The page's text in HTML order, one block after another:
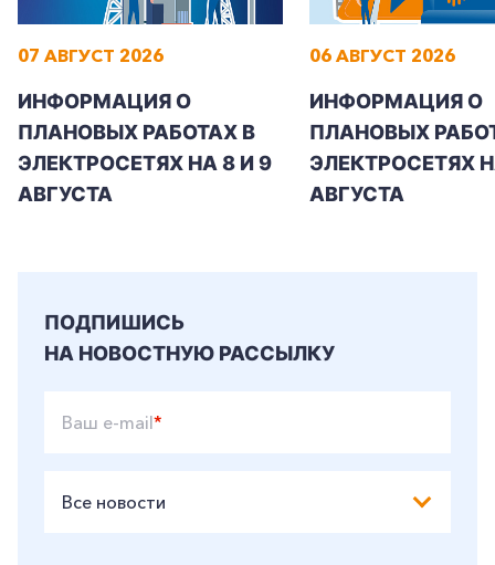
07 АВГУСТ 2026
ИНФОРМАЦИЯ О
ПЛАНОВЫХ РАБОТАХ В
ЭЛЕКТРОСЕТЯХ НА 8 И 9
АВГУСТА
06 АВГУСТ 2026
ИНФОРМАЦИЯ О
ПЛАНОВЫХ
ЭЛЕКТРОСЕТЯХ
АВГУСТА
ПОДПИШИСЬ
НА НОВОСТНУЮ РАССЫЛКУ
Ваш e-mail*
Все новости